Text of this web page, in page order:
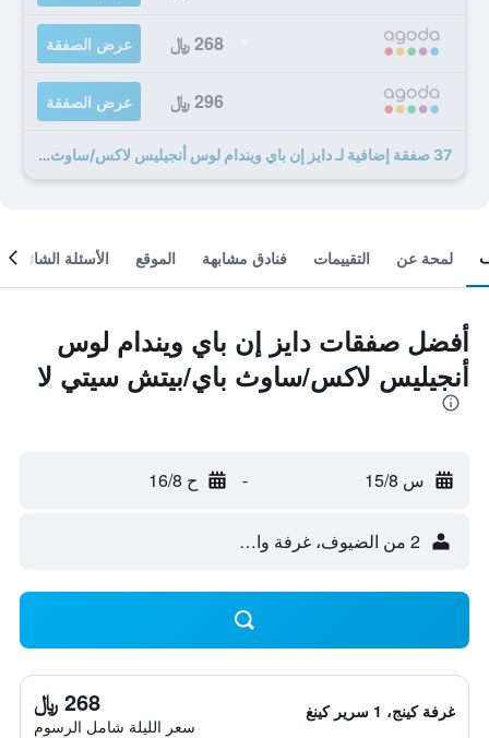
268 ﷼ عرض الصفقة
296 ﷼ عرض الصفقة
37 صفقة إضافية لـ دايز إن باي ويندام لوس أنجيليس لاكس/ساوث باي/بيتش سيتي لا
لمحة عن التقييمات فنادق مشابهة الموقع الأسئلة الشائعة
أفضل صفقات دايز إن باي ويندام لوس
أنجيليس لاكس/ساوث باي/بيتش سيتي لا
س 15/8 - ح 16/8
2 من الضيوف، غرفة واحدة
غرفة كينج، 1 سرير كينغ 268 ﷼
سعر الليلة شامل الرسوم